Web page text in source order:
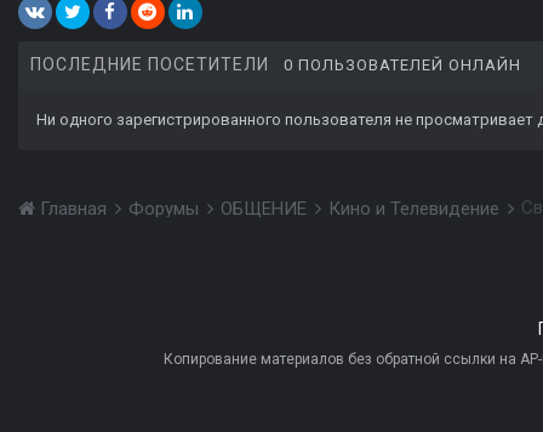
ПОСЛЕДНИЕ ПОСЕТИТЕЛИ 0 ПОЛЬЗОВАТЕЛЕЙ ОНЛАЙН
Ни одного зарегистрированного пользователя не просматривает
Главная Форумы ОБЩЕНИЕ Кино и Телевидение
Копирование материалов без обратной ссылки на